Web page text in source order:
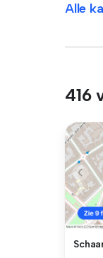
Alle
416